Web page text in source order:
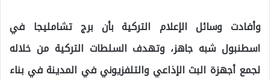
وأفادت وسائل الإعلام التركية بأن برج تشامليجا في
اسطنبول شبه جاهز، وتهدف السلطات التركية من خلاله
لجمع أجهزة البث الإذاعي والتلفزيوني في المدينة في بناء